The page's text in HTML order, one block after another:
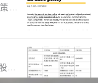
一
周
专
装
设
，
不
，
来
份